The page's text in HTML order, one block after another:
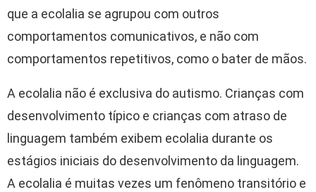
que a ecolalia se agrupou com outros
comportamentos comunicativos, e não com
comportamentos repetitivos, como o bater de mãos.
A ecolalia não é exclusiva do autismo. Crianças com
desenvolvimento típico e crianças com atraso de
linguagem também exibem ecolalia durante os
estágios iniciais do desenvolvimento da linguagem.
A ecolalia é muitas vezes um fenômeno transitório e